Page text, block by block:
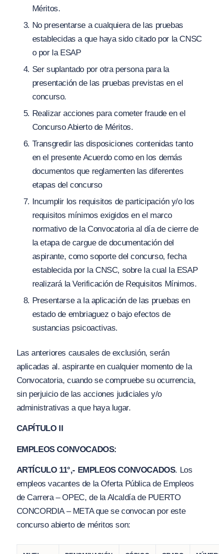
Méritos.
No presentarse a cualquiera de las pruebas
establecidas a que haya sido citado por la CNSC
o por la ESAP
Ser suplantado por otra persona para la
presentación de las pruebas previstas en el
concurso.
Realizar acciones para cometer fraude en el
Concurso Abierto de Méritos.
Transgredir las disposiciones contenidas tanto
en el presente Acuerdo como en los demás
documentos que reglamenten las diferentes
etapas del concurso
Incumplir los requisitos de participación y/o los
requisitos mínimos exigidos en el marco
normativo de la Convocatoria al día de cierre de
la etapa de cargue de documentación del
aspirante, como soporte del concurso, fecha
establecida por la CNSC, sobre la cual la ESAP
realizará la Verificación de Requisitos Mínimos.
Presentarse a la aplicación de las pruebas en
estado de embriaguez o bajo efectos de
sustancias psicoactivas.
Las anteriores causales de exclusión, serán
aplicadas al. aspirante en cualquier momento de la
Convocatoria, cuando se compruebe su ocurrencia,
sin perjuicio de las acciones judiciales y/o
administrativas a que haya lugar.
CAPÍTULO II
EMPLEOS CONVOCADOS:
ARTÍCULO 11°,- EMPLEOS CONVOCADOS. Los
empleos vacantes de la Oferta Pública de Empleos
de Carrera – OPEC, de la Alcaldía de PUERTO
CONCORDIA – META que se convocan por este
concurso abierto de méritos son: